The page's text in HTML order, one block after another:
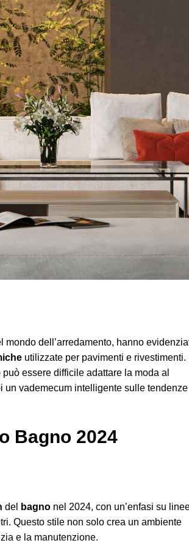
mondo dell’arredamento, hanno
utilizzate per pavimenti e rivestimenti.
essere difficile adattare la moda al
un vademecum intelligente sulle tendenze
Bagno 2024
del bagno nel 2024, con un’enfasi su
Questo stile non solo crea un ambiente
e la manutenzione.